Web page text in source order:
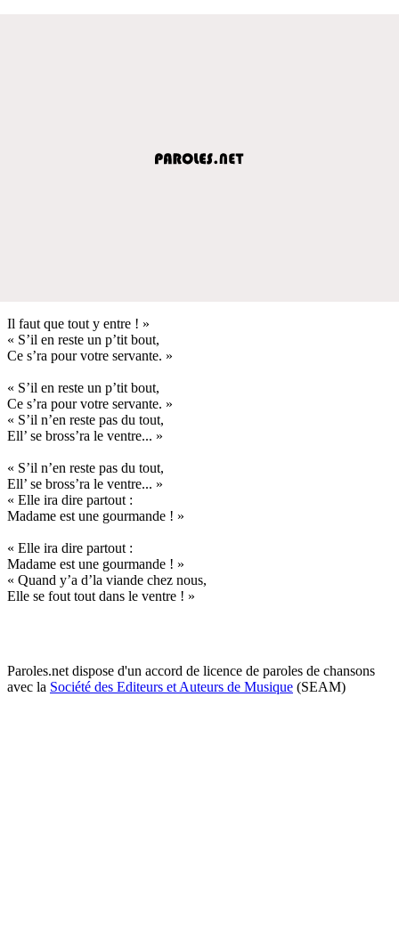
Il faut que tout y entre ! »
« S’il en reste un p’tit bout,
Ce s’ra pour votre servante. »
« S’il en reste un p’tit bout,
Ce s’ra pour votre servante. »
« S’il n’en reste pas du tout,
Ell’ se bross’ra le ventre... »
« S’il n’en reste pas du tout,
Ell’ se bross’ra le ventre... »
« Elle ira dire partout :
Madame est une gourmande ! »
« Elle ira dire partout :
Madame est une gourmande ! »
« Quand y’a d’la viande chez nous,
Elle se fout tout dans le ventre ! »
Paroles.net dispose d'un accord de licence de paroles de chansons
avec la Société des Editeurs et Auteurs de Musique (SEAM)